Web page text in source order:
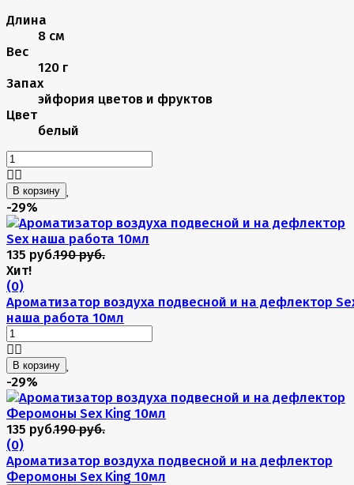
Длина
8 см
Вес
120 г
Запах
эйфория цветов и фруктов
Цвет
белый
В корзину
-29%
135 руб.190 руб.
Хит!
(0)
Ароматизатор воздуха подвесной и на дефлектор
наша работа 10мл
В корзину
-29%
135 руб.190 руб.
(0)
Ароматизатор воздуха подвесной и на дефлектор
Феромоны Sex King 10мл